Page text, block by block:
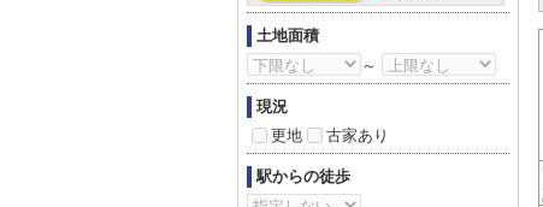
土地面積
～
現況
更地
古家あり
駅からの徒歩